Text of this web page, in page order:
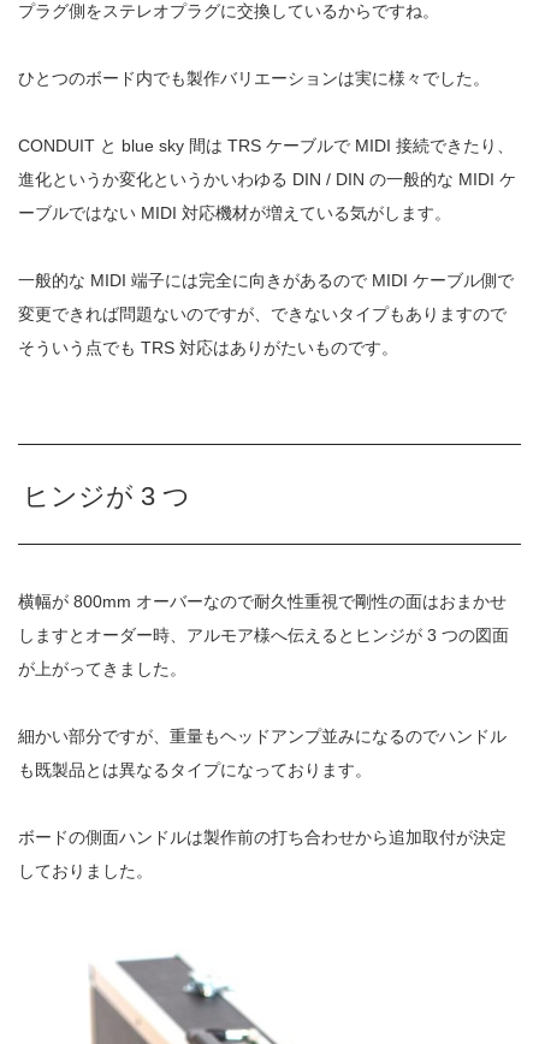
プラグ側をステレオプラグに交換しているからですね。
ひとつのボード内でも製作バリエーションは実に様々でした。
CONDUIT と blue sky 間は TRS ケーブルで MIDI 接続できたり、
進化というか変化というかいわゆる DIN / DIN の一般的な MIDI ケ
ーブルではない MIDI 対応機材が増えている気がします。
一般的な MIDI 端子には完全に向きがあるので MIDI ケーブル側で
変更できれば問題ないのですが、できないタイプもありますので
そういう点でも TRS 対応はありがたいものです。
ヒンジが 3 つ
横幅が 800mm オーバーなので耐久性重視で剛性の面はおまかせ
しますとオーダー時、アルモア様へ伝えるとヒンジが 3 つの図面
が上がってきました。
細かい部分ですが、重量もヘッドアンプ並みになるのでハンドル
も既製品とは異なるタイプになっております。
ボードの側面ハンドルは製作前の打ち合わせから追加取付が決定
しておりました。